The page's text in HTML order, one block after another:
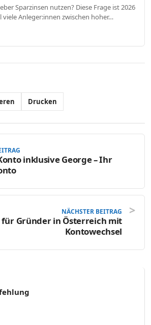
Sparzinsen nutzen? Diese Frage ist 2026
viele Anleger:innen zwischen hoher…
Drucken
inklusive George – Ihr
NÄCHSTER BEITRAG
für Gründer in Österreich mit
Kontowechsel